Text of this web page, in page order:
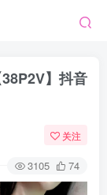
】抖音
关注
3105 74